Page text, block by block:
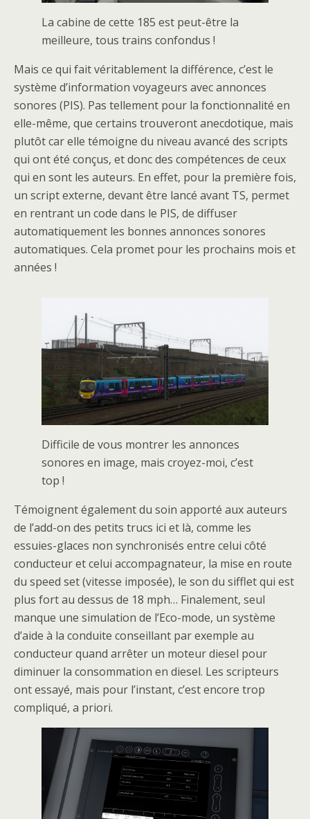
La cabine de cette 185 est peut-être la
meilleure, tous trains confondus !
Mais ce qui fait véritablement la différence, c’est le
système d’information voyageurs avec annonces
sonores (PIS). Pas tellement pour la fonctionnalité en
elle-même, que certains trouveront anecdotique, mais
plutôt car elle témoigne du niveau avancé des scripts
qui ont été conçus, et donc des compétences de ceux
qui en sont les auteurs. En effet, pour la première fois,
un script externe, devant être lancé avant TS, permet
en rentrant un code dans le PIS, de diffuser
automatiquement les bonnes annonces sonores
automatiques. Cela promet pour les prochains mois et
années !
Difficile de vous montrer les annonces
sonores en image, mais croyez-moi, c’est
top !
Témoignent également du soin apporté aux auteurs
de l’add-on des petits trucs ici et là, comme les
essuies-glaces non synchronisés entre celui côté
conducteur et celui accompagnateur, la mise en route
du speed set (vitesse imposée), le son du sifflet qui est
plus fort au dessus de 18 mph… Finalement, seul
manque une simulation de l’Eco-mode, un système
d’aide à la conduite conseillant par exemple au
conducteur quand arrêter un moteur diesel pour
diminuer la consommation en diesel. Les scripteurs
ont essayé, mais pour l’instant, c’est encore trop
compliqué, a priori.